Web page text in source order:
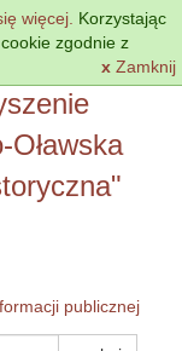
więcej. Korzystając
zgodnie z
x Zamknij
Działania
Oławska
publicznej